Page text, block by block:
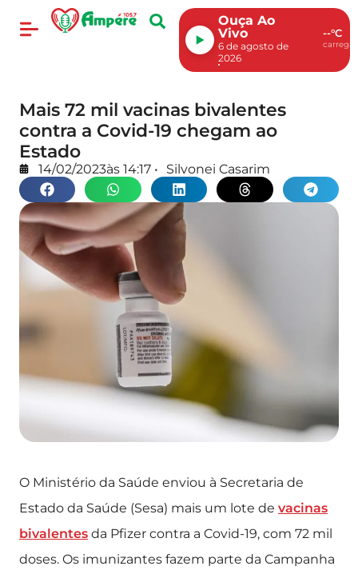
Ouça Ao
Vivo
6 de agosto de
2026
--°C
Mais 72 mil vacinas bivalentes
contra a Covid-19 chegam ao
Estado
14/02/2023às 14:17 • Silvonei Casarim
O Ministério da Saúde enviou à Secretaria de
Estado da Saúde (Sesa) mais um lote de vacinas
bivalentes da Pfizer contra a Covid-19, com 72 mil
doses. Os imunizantes fazem parte da Campanha